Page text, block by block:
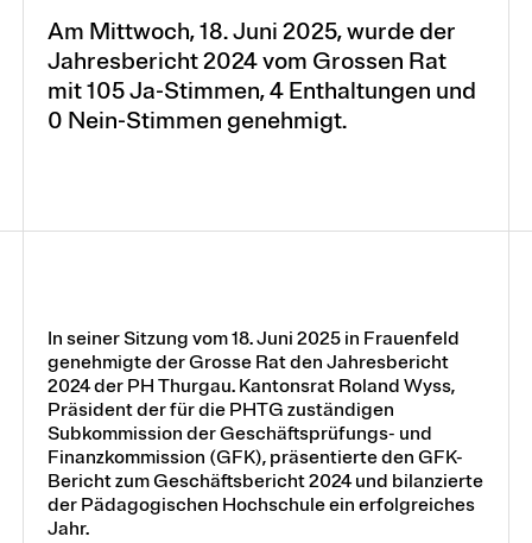
Am Mittwoch, 18. Juni 2025, wurde der
Jahresbericht 2024 vom Grossen Rat
mit 105 Ja-Stimmen, 4 Enthaltungen und
0 Nein-Stimmen genehmigt.
In seiner Sitzung vom 18. Juni 2025 in Frauenfeld
genehmigte der Grosse Rat den Jahresbericht
2024 der PH Thurgau. Kantonsrat Roland Wyss,
Präsident der für die PHTG zuständigen
Subkommission der Geschäftsprüfungs- und
Finanzkommission (GFK), präsentierte den GFK-
Bericht zum Geschäftsbericht 2024 und bilanzierte
der Pädagogischen Hochschule ein erfolgreiches
Jahr.